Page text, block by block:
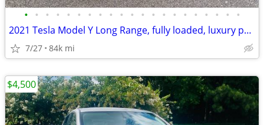
• • • • • • • • • • • • • • • • • • • • •
2021 Tesla Model Y Long Range, fully loaded, luxury performance, MINT!
7/27 84k mi
$4,500